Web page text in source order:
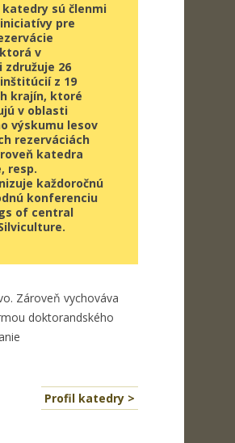
katedry sú členmi
pre
ktorá v
združuje 26
z 19
krajín, ktoré
v oblasti
výskumu lesov
rezerváciách
katedra
resp.
každoročnú
konferenciu
of central
Zároveň vychováva
doktorandského
Profil katedry >